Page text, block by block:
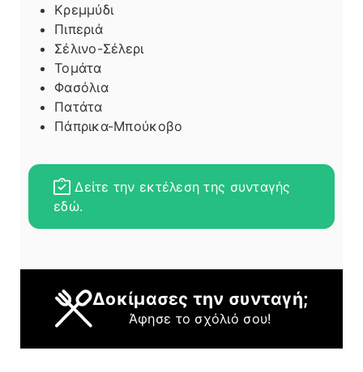
Κρεμμύδι
Πιπεριά
Σέλινο-Σέλερι
Τομάτα
Φασόλια
Πατάτα
Πάπρικα-Μπούκοβο
Δείτε την εκτέλεση της συνταγής
εδώ.
Δοκίμασες την συνταγή;
Άφησε το σχόλιό σου!